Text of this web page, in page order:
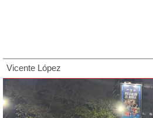
Vicente López